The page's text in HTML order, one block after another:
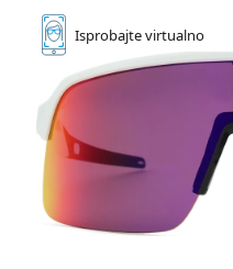
Isprobajtevirtualno